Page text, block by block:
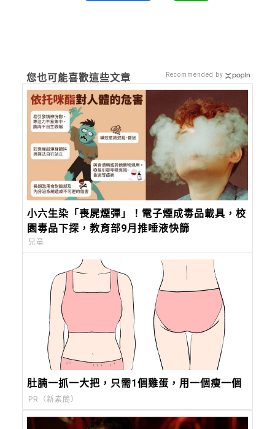
您也可能喜歡這些文章
小六生染「喪屍煙彈」！電子煙成毒品載具，校
園毒品下探，教育部9月推唾液快篩
兒童
肚腩一抓一大把，只需1個雞蛋，用一個瘦一個
PR（新素簡）
Recommended by